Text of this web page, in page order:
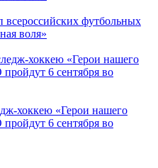
всероссийских футбольных
воля»
хоккею «Герои нашего
6 сентября во